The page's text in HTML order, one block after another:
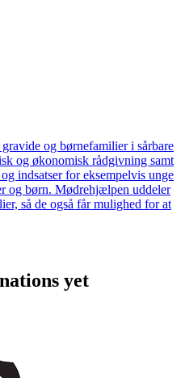
og børnefamilier i sårbare
og økonomisk rådgivning samt
indsatser for eksempelvis unge
og børn. Mødrehjælpen uddeler
så de også får mulighed for at
yet